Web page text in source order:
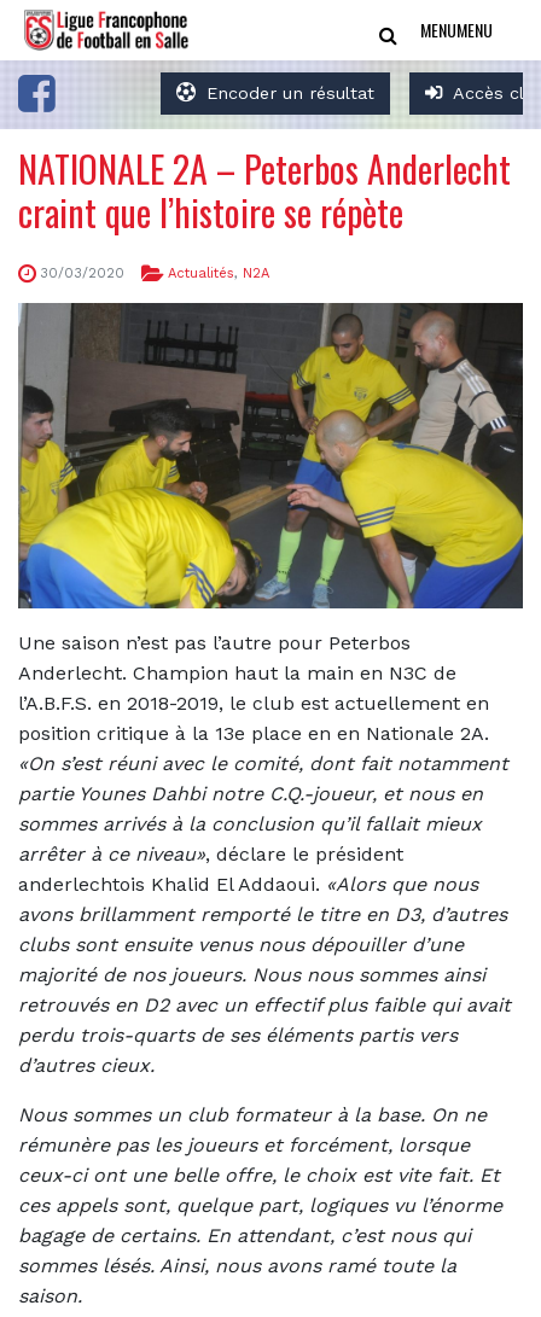
Encoder un résultat Accès
MENUMENU
NATIONALE 2A – Peterbos Anderlecht
craint que l’histoire se répète
30/03/2020 Actualités, N2A
Une saison n’est pas l’autre pour Peterbos
Anderlecht. Champion haut la main en N3C de
l’A.B.F.S. en 2018-2019, le club est actuellement en
position critique à la 13e place en en Nationale 2A.
«On s’est réuni avec le comité, dont fait notamment
partie Younes Dahbi notre C.Q.-joueur, et nous en
sommes arrivés à la conclusion qu’il fallait mieux
arrêter à ce niveau», déclare le président
anderlechtois Khalid El Addaoui. «Alors que nous
avons brillamment remporté le titre en D3, d’autres
clubs sont ensuite venus nous dépouiller d’une
majorité de nos joueurs. Nous nous sommes ainsi
retrouvés en D2 avec un effectif plus faible qui avait
perdu trois-quarts de ses éléments partis vers
d’autres cieux.
Nous sommes un club formateur à la base. On ne
rémunère pas les joueurs et forcément, lorsque
ceux-ci ont une belle offre, le choix est vite fait. Et
ces appels sont, quelque part, logiques vu l’énorme
bagage de certains. En attendant, c’est nous qui
sommes lésés. Ainsi, nous avons ramé toute la
saison.